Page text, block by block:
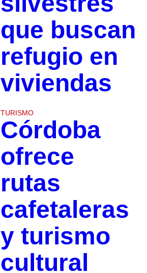
que buscan
refugio en
viviendas
TURISMO
Córdoba
ofrece
rutas
cafetaleras
y turismo
cultural